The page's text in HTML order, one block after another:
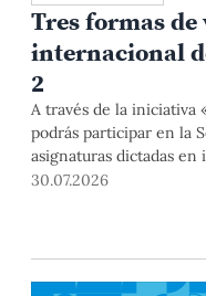
Tres formas
internacional
2
A través de la iniciativa
podrás participar en la
asignaturas dictadas en
junto con estudiantes y
30.07.2026